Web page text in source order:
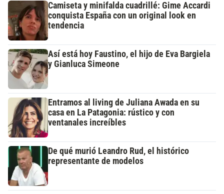
Camiseta y minifalda cuadrillé: Gime Accardi
conquista España con un original look en
tendencia
Así está hoy Faustino, el hijo de Eva Bargiela
y Gianluca Simeone
Entramos al living de Juliana Awada en su
casa en La Patagonia: rústico y con
ventanales increíbles
De qué murió Leandro Rud, el histórico
representante de modelos